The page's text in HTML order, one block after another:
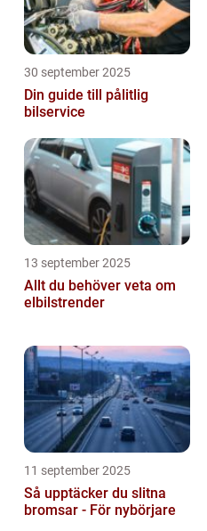
30 september 2025
Din guide till pålitlig
bilservice
13 september 2025
Allt du behöver veta om
elbilstrender
11 september 2025
Så upptäcker du slitna
bromsar - För nybörjare